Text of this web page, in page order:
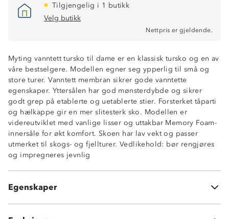
Tilgjengelig i 1 butikk
Velg butikk
Nettpris er gjeldende.
Myting vanntett tursko til dame er en klassisk tursko og en av
våre bestselgere. Modellen egner seg ypperlig til små og
store turer. Vanntett membran sikrer gode vanntette
egenskaper. Yttersålen har god mønsterdybde og sikrer
godt grep på etablerte og uetablerte stier. Forsterket tåparti
og hælkappe gir en mer slitesterk sko. Modellen er
videreutviklet med vanlige lisser og uttakbar Memory Foam-
innersåle for økt komfort. Skoen har lav vekt og passer
utmerket til skogs- og fjellturer. Vedlikehold: bør rengjøres
og impregneres jevnlig
Egenskaper
Vanntett membran
Forsterket tå- og hælparti
Uttakbar Memory Foam-innersåle
Uttakbar, tynn innersåle